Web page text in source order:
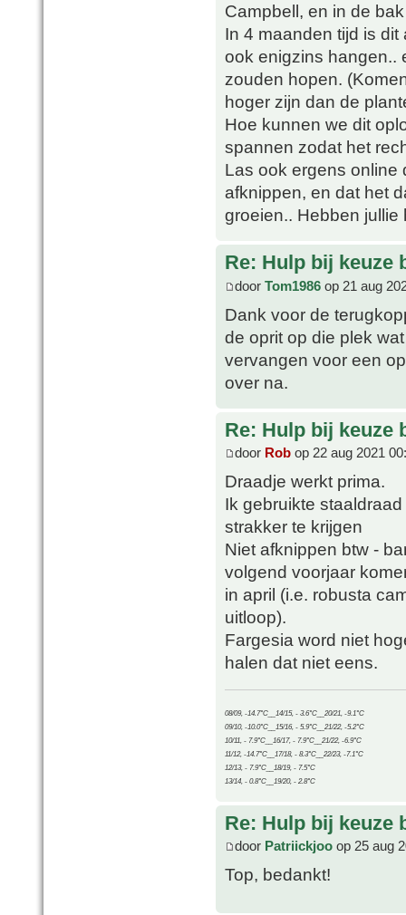
Campbell, en in de
In 4 maanden tijd is
ook enigzins hangen..
zouden hopen.
hoger zijn dan de
Hoe kunnen we dit
spannen zodat het
Las ook ergens online
afknippen, en dat het
groeien.. Hebben jullie
Re: Hulp bij keuze
door Tom1986 op 21 aug
Dank voor de
de oprit op die plek
vervangen voor een
over na.
Re: Hulp bij keuze
door Rob op 22 aug 2021
Draadje werkt prima.
Ik gebruikte
strakker te krijgen
Niet afknippen btw -
volgend voorjaar
in april (i.e. robusta
uitloop).
Fargesia word niet
halen dat niet eens.
08/09, -14.7°C__14/15, - 3.6°C__20/21, -9.1°C
09/10, -10.0°C__15/16, - 5.9°C__21/22, -5.2°C
10/11, - 7.9°C__16/17, - 7.9°C__21/22, -6.9°C
11/12, -14.7°C__17/18, - 8.3°C__22/23, -7.1°C
12/13, - 7.9°C__18/19, - 7.5°C
13/14, - 0.8°C__19/20, - 2.8°C
Re: Hulp bij keuze
door Patriickjoo op 25 aug
Top, bedankt!